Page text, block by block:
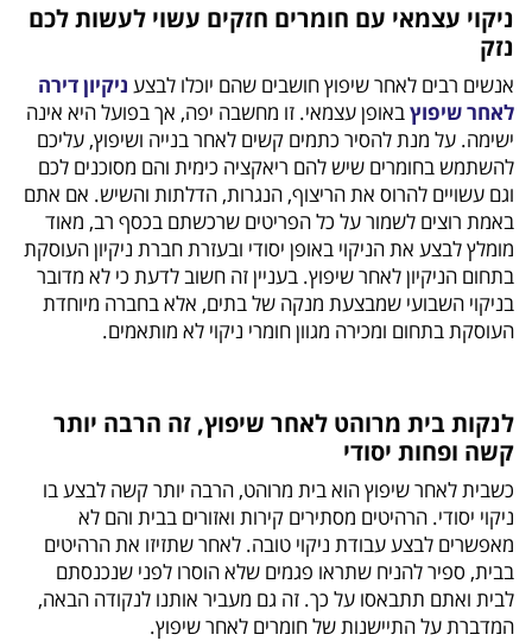
ניקוי עצמאי עם חומרים חזקים עשוי לעשות לכם
נזק
אנשים רבים לאחר שיפוץ חושבים שהם יוכלו לבצע ניקיון דירה
לאחר שיפוץ באופן עצמאי. זו מחשבה יפה, אך בפועל היא אינה
ישימה. על מנת להסיר כתמים קשים לאחר בנייה ושיפוץ, עליכם
להשתמש בחומרים שיש להם ריאקציה כימית והם מסוכנים לכם
וגם עשויים להרוס את הריצוף, הנגרות, הדלתות והשיש. אם אתם
באמת רוצים לשמור על כל הפריטים שרכשתם בכסף רב, מאוד
מומלץ לבצע את הניקוי באופן יסודי ובעזרת חברת ניקיון העוסקת
בתחום הניקיון לאחר שיפוץ. בעניין זה חשוב לדעת כי לא מדובר
בניקוי השבועי שמבצעת מנקה של בתים, אלא בחברה מיוחדת
העוסקת בתחום ומכירה מגוון חומרי ניקוי לא מותאמים.
לנקות בית מרוהט לאחר שיפוץ, זה הרבה יותר
קשה ופחות יסודי
כשבית לאחר שיפוץ הוא בית מרוהט, הרבה יותר קשה לבצע בו
ניקוי יסודי. הרהיטים מסתירים קירות ואזורים בבית והם לא
מאפשרים לבצע עבודת ניקוי טובה. לאחר שתזיזו את הרהיטים
בבית, ספיר להניח שתראו פגמים שלא הוסרו לפני שנכנסתם
לבית ואתם תתבאסו על כך. זה גם מעביר אותנו לנקודה הבאה,
המדברת על התיישנות של חומרים לאחר שיפוץ.